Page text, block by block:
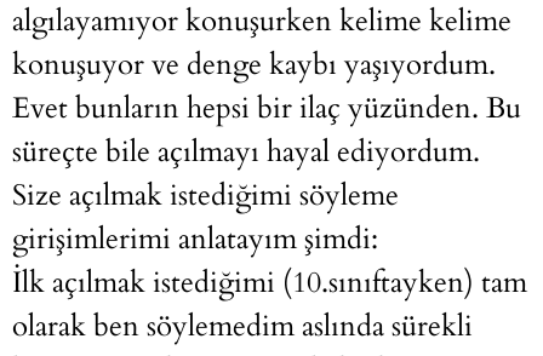
algılayamıyor konuşurken kelime kelime
konuşuyor ve denge kaybı yaşıyordum.
Evet bunların hepsi bir ilaç yüzünden. Bu
süreçte bile açılmayı hayal ediyordum.
Size açılmak istediğimi söyleme
girişimlerimi anlatayım şimdi:
İlk açılmak istediğimi (10.sınıftayken) tam
olarak ben söylemedim aslında sürekli